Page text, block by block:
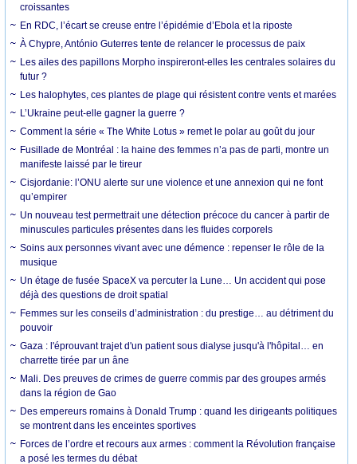
croissantes
En RDC, l’écart se creuse entre l’épidémie d’Ebola et la riposte
À Chypre, António Guterres tente de relancer le processus de paix
Les ailes des papillons Morpho inspireront-elles les centrales solaires du
futur ?
Les halophytes, ces plantes de plage qui résistent contre vents et marées
L’Ukraine peut-elle gagner la guerre ?
Comment la série « The White Lotus » remet le polar au goût du jour
Fusillade de Montréal : la haine des femmes n’a pas de parti, montre un
manifeste laissé par le tireur
Cisjordanie: l’ONU alerte sur une violence et une annexion qui ne font
qu’empirer
Un nouveau test permettrait une détection précoce du cancer à partir de
minuscules particules présentes dans les fluides corporels
Soins aux personnes vivant avec une démence : repenser le rôle de la
musique
Un étage de fusée SpaceX va percuter la Lune… Un accident qui pose
déjà des questions de droit spatial
Femmes sur les conseils d’administration : du prestige… au détriment du
pouvoir
Gaza : l'éprouvant trajet d'un patient sous dialyse jusqu'à l'hôpital… en
charrette tirée par un âne
Mali. Des preuves de crimes de guerre commis par des groupes armés
dans la région de Gao
Des empereurs romains à Donald Trump : quand les dirigeants politiques
se montrent dans les enceintes sportives
Forces de l’ordre et recours aux armes : comment la Révolution française
a posé les termes du débat